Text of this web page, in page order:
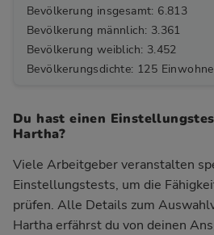
Bevölkerung insgesamt: 6.813
Bevölkerung männlich: 3.361
Bevölkerung weiblich: 3.452
Bevölkerungsdichte: 125
Du hast einen
Hartha?
Viele Arbeitgeber veranstalten
Einstellungstests, um die
prüfen. Alle Details zum
Harthaerfährst du von deinen